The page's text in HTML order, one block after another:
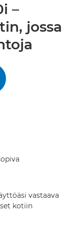
–
jossa
vastaava
kotiin